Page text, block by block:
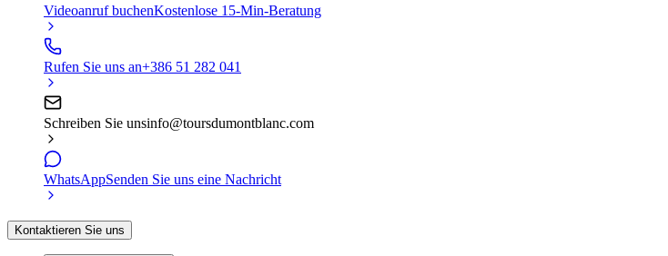
Videoanruf buchenKostenlose 15-Min-Beratung
Rufen Sie uns an+386 51 282 041
Schreiben Sie unsinfo@toursdumontblanc.com
WhatsAppSenden Sie uns eine Nachricht
Kontaktieren Sie uns